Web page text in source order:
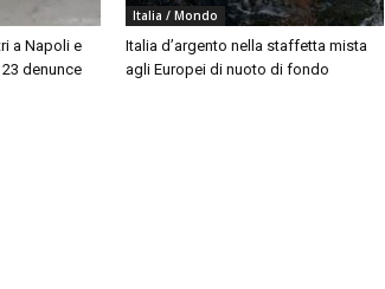
a Napoli e
denunce
Italia / Mondo
Italia d’argento nella staffetta mista
agli Europei di nuoto di fondo